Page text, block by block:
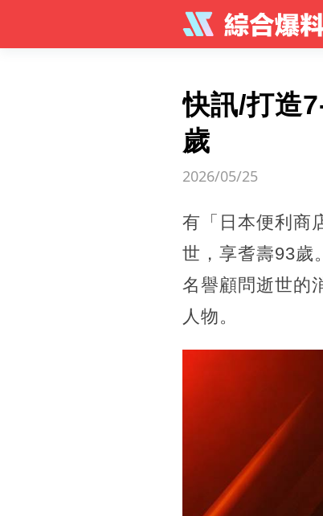
快訊/打造
歲
2026/05/25
有「日本便利商
世，享耆壽93歲
名譽顧問逝世的
人物。